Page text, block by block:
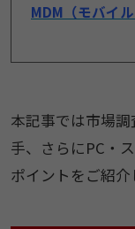
MDM（モバイ
本記事では市場
手、さらにPC・
ポイントをご紹介